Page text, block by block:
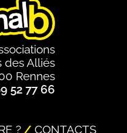
des Alliés
Rennes
52 77 66
? CONTACTS